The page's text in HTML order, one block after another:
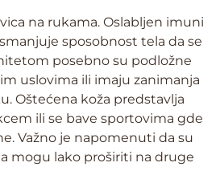
na rukama. Oslabljen imuni
sposobnost tela da se
posebno su podložne
uslovima ili imaju zanimanja
Oštećena koža predstavlja
ili se bave sportovima gde
Važno je napomenuti da su
mogu lako proširiti na druge